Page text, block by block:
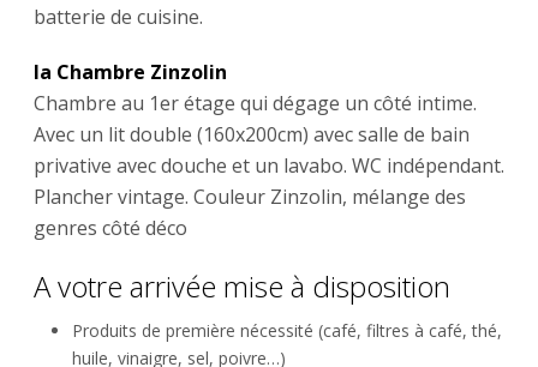
batterie de cuisine.
la Chambre Zinzolin
Chambre au 1er étage qui dégage un côté intime.
Avec un lit double (160x200cm) avec salle de bain
privative avec douche et un lavabo. WC indépendant.
Plancher vintage. Couleur Zinzolin, mélange des
genres côté déco
A votre arrivée mise à disposition
Produits de première nécessité (café, filtres à café, thé,
huile, vinaigre, sel, poivre…)